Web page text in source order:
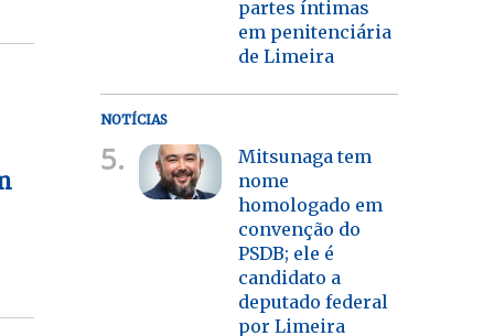
partes íntimas
em penitenciária
de Limeira
NOTÍCIAS
5.
Mitsunaga tem
nome
homologado em
convenção do
PSDB; ele é
candidato a
deputado federal
por Limeira